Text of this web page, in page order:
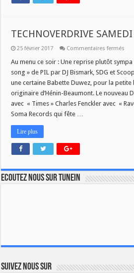
TECHNOVERDRIVE
25 février 2017 Commentaires fermés
21H-
23H
Au menu ce soir : Une reprise plutôt
song » de PIL par DJ Bismark, SDG et
une certaine Babette Duwez, pour la petite
originaire d’Hénin-Beaumont. Le nouveau
avec « Times » Charles Fenckler avec «
Soma Records qui fête …
Lire plus
Ecoutez nous sur TuneIn
Suivez nous sur